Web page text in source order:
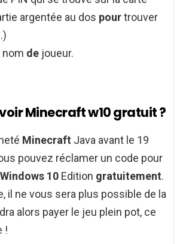
argentée au dos pourtrouver
nom de joueur.
Minecraft w10 gratuit ?
Minecraft Java avant le 19
pouvez réclamer un code pour
Windows 10 Edition gratuitement.
il ne vous sera plus possible de la
alors payer le jeu plein pot, ce
!